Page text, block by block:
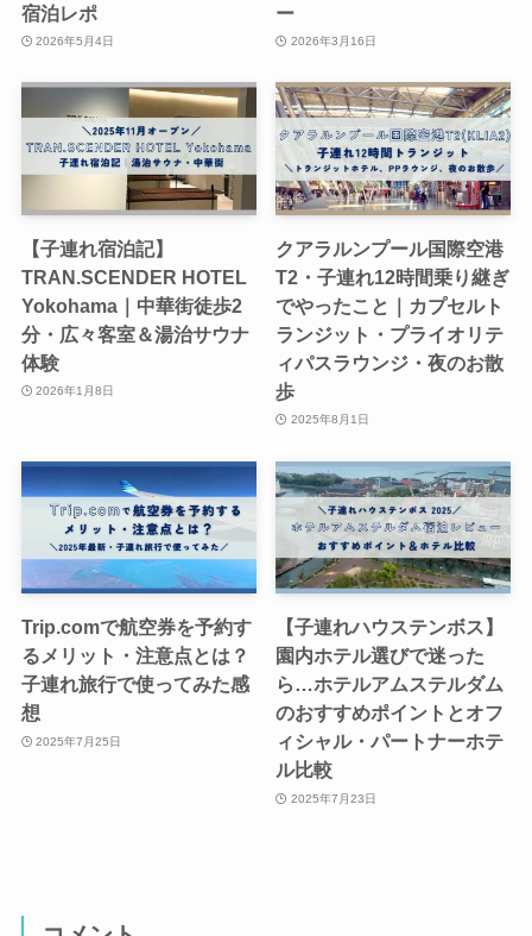
宿泊レポ
2026年5月4日
ー
2026年3月16日
【子連れ宿泊記】
TRAN.SCENDER HOTEL
Yokohama｜中華街徒歩2
分・広々客室＆湯治サウナ
体験
2026年1月8日
クアラルンプール国際空港
T2・子連れ12時間乗り継ぎ
でやったこと｜カプセルト
ランジット・プライオリテ
ィパスラウンジ・夜のお散
歩
2025年8月1日
Trip.comで航空券を予約す
るメリット・注意点とは？
子連れ旅行で使ってみた感
想
2025年7月25日
【子連れハウステンボス】
園内ホテル選びで迷った
ら…ホテルアムステルダム
のおすすめポイントとオフ
ィシャル・パートナーホテ
ル比較
2025年7月23日